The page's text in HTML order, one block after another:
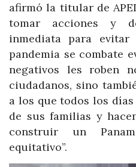
afirmó la titular de
tomar acciones y
inmediata para
pandemia se combate
negativos les roben
ciudadanos, sino
a los que todos los
de sus familias y
construir un
equitativo”.